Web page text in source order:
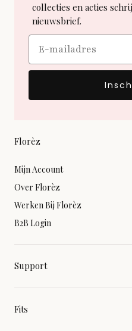
collecties en acties
nieuwsbrief.
Email
Florèz
Mijn Account
Over Florèz
Werken Bij Florèz
B2B Login
Support
Fits